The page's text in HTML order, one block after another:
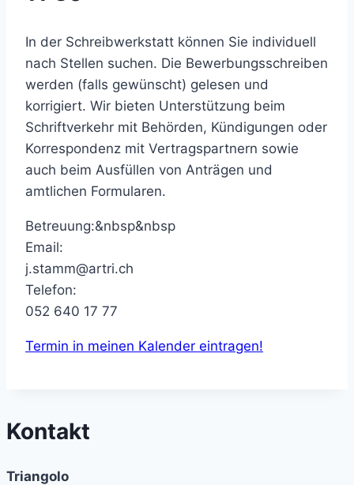
In der Schreibwerkstatt können Sie individuell
nach Stellen suchen. Die Bewerbungsschreiben
werden (falls gewünscht) gelesen und
korrigiert. Wir bieten Unterstützung beim
Schriftverkehr mit Behörden, Kündigungen oder
Korrespondenz mit Vertragspartnern sowie
auch beim Ausfüllen von Anträgen und
amtlichen Formularen.
Betreuung:&nbsp&nbsp
Email:
j.stamm@artri.ch
Telefon:
052 640 17 77
Termin in meinen Kalender eintragen!
Kontakt
Triangolo